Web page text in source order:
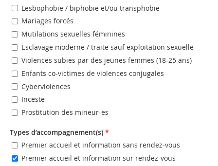
Lesbophobie / biphobie et/ou transphobie
Mariages forcés
Mutilations sexuelles féminines
Esclavage moderne / traite sauf exploitation sexuelle
Violences subies par des jeunes femmes (18-25 ans)
Enfants co-victimes de violences conjugales
Cyberviolences
Inceste
Prostitution des mineur·es
Types d’accompagnement(s) *
Premier accueil et information sans rendez-vous
Premier accueil et information sur rendez-vous